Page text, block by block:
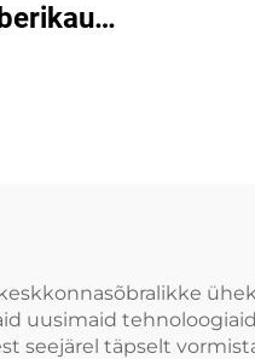
uusimaid
seejärel täpselt